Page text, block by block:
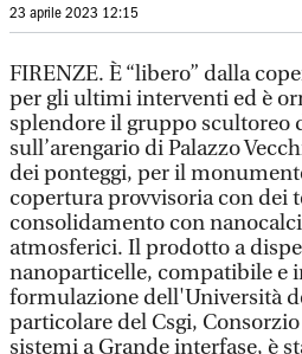
23 aprile 2023 12:15
FIRENZE. È “libero” dalla
per gli ultimi interventi ed è
splendore il gruppo scultoreo
sull’arengario di Palazzo
dei ponteggi, per il
copertura provvisoria con dei
consolidamento con
atmosferici. Il prodotto a
nanoparticelle, compatibile e
formulazione dell'Università
particolare del Csgi,
sistemi a Grande interfase, è